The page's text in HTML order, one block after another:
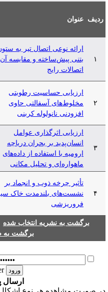
ردیف عنوان
ارائه نوعی اتصال تیر به ستون
بتنی پیش‌ساخته و مقایسه آن با
اتصالات رایج
ارزیابی حساسیت رطوبتی
مخلوط‌های آسفالتی حاوی
افزودنی نانولوله کربنی
ارزیابی اثرگذاری عوامل
انسان‌پدید بر بحران دریاچه
ارومیه با استفاده از داده‌های
ماهواره‌ای و تحلیل مکانی
تأثیر چرخه ذوب و انجماد بر
نشست‌های بلند‌مدت خاک
فروریزشی
برگشت به نشریه انتخاب شده
برگشت به
ارسال